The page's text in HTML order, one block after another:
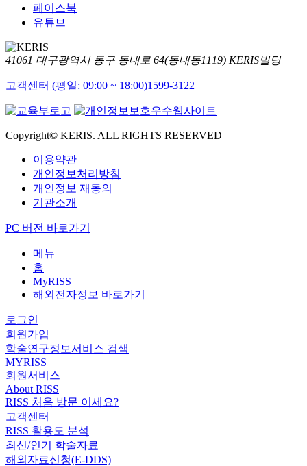
페이스북
유튜브
41061 대구광역시 동구 동내로 64(동내동1119) KERIS빌딩
고객센터 (평일: 09:00 ~ 18:00)1599-3122
Copyright© KERIS. ALL RIGHTS RESERVED
이용약관
개인정보처리방침
개인정보 재동의
기관소개
PC 버전 바로가기
메뉴
홈
MyRISS
해외전자정보 바로가기
로그인
회원가입
학술연구정보서비스 검색
MYRISS
회원서비스
About RISS
RISS 처음 방문 이세요?
고객센터
RISS 활용도 분석
최신/인기 학술자료
해외자료신청(E-DDS)